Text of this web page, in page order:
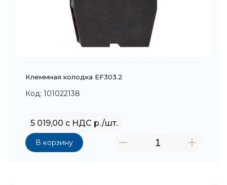
Клеммная колодка EF303.2
Код: 101022138
5 019,00 с НДС р./шт.
В корзину